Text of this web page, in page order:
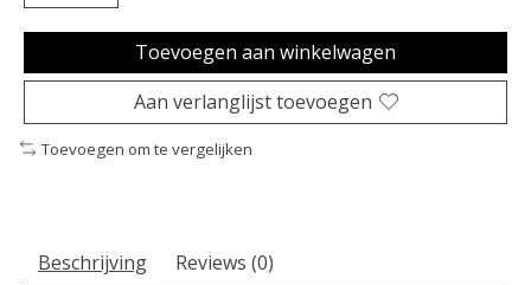
Toevoegen aan winkelwagen
Aan verlanglijst toevoegen
Toevoegen om te vergelijken
Beschrijving Reviews (0)